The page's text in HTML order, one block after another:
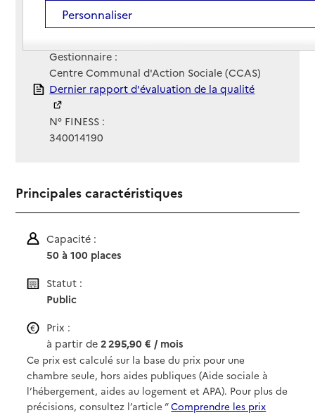
04 99 51 32 00
Contact
Contact
Gestionnaire :
Centre Communal d'Action Sociale (CCAS)
Rapport HAS
Dernier rapport d'évaluation de la qualité
N° FINESS :
340014190
Principales caractéristiques
Capacité :
50 à 100 places
Statut :
Public
Prix :
à partir de2 295,90 € / mois
Ce prix est calculé sur la base du prix pour une
chambre seule, hors aides publiques (Aide sociale à
l’hébergement, aides au logement et APA). Pour plus de
précisions, consultez l’article “Comprendre les prix
Personnaliser